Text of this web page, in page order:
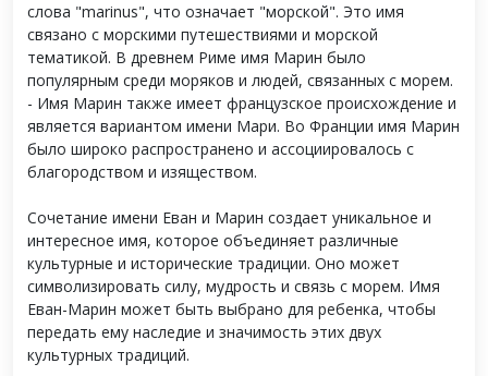
слова "marinus", что означает "морской". Это имя
связано с морскими путешествиями и морской
тематикой. В древнем Риме имя Марин было
популярным среди моряков и людей, связанных с морем.
- Имя Марин также имеет французское происхождение и
является вариантом имени Мари. Во Франции имя Марин
было широко распространено и ассоциировалось с
благородством и изяществом.
Сочетание имени Еван и Марин создает уникальное и
интересное имя, которое объединяет различные
культурные и исторические традиции. Оно может
символизировать силу, мудрость и связь с морем. Имя
Еван-Марин может быть выбрано для ребенка, чтобы
передать ему наследие и значимость этих двух
культурных традиций.